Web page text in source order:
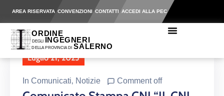
AREA RISERVATA CONVENZIONI CONTATTI ACCEDI ALLA PEC
Luglio 21, 2025
In Comunicati‚ Notizie Comment off